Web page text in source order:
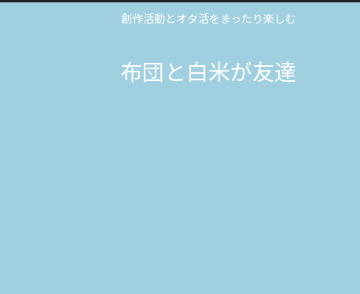
創作活動とオタ活をまったり楽しむ
布団と白米が友達